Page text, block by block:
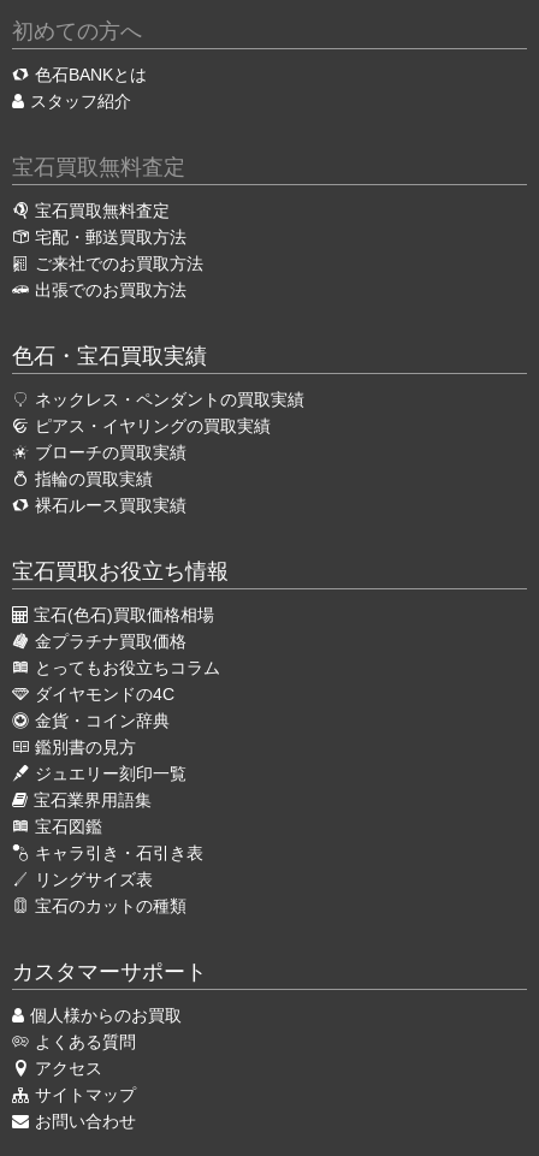
初めての方へ
色石BANKとは
スタッフ紹介
宝石買取無料査定
宝石買取無料査定
宅配・郵送買取方法
ご来社でのお買取方法
出張でのお買取方法
色石・宝石買取実績
ネックレス・ペンダントの買取実績
ピアス・イヤリングの買取実績
ブローチの買取実績
指輪の買取実績
裸石ルース買取実績
宝石買取お役立ち情報
宝石(色石)買取価格相場
金プラチナ買取価格
とってもお役立ちコラム
ダイヤモンドの4C
金貨・コイン辞典
鑑別書の見方
ジュエリー刻印一覧
宝石業界用語集
宝石図鑑
キャラ引き・石引き表
リングサイズ表
宝石のカットの種類
カスタマーサポート
個人様からのお買取
よくある質問
アクセス
サイトマップ
お問い合わせ